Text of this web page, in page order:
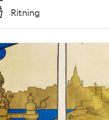
Ritning